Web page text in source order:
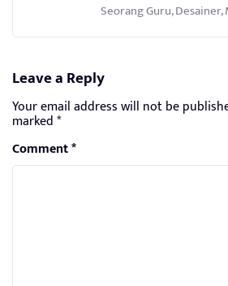
Seorang Guru,
Leave a Reply
Your email address will not be
marked*
Comment*